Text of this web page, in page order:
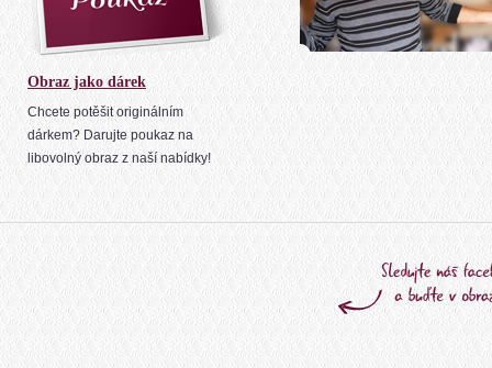
Obraz jako dárek
Chcete potěšit originálním
dárkem? Darujte poukaz na
libovolný obraz z naší nabídky!